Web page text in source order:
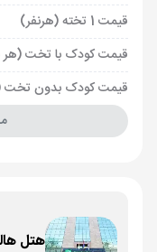
قیمت 1 تخته (هرنفر)
قیمت کودک با تخت (هر
قیمت کودک بدون تخت
هتل